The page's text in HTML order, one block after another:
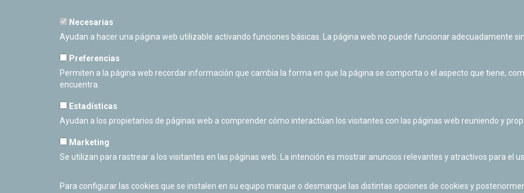
PLANETARIO DE PAMPLONA
Calle Sancho RamÃ­rez, s/n
Cerrado Temporalmente
Necesarias
Ayudan a hacer una página web utilizable activando funciones básicas. La página web no puede funcionar adecuadamente
Preferencias
Permiten a la página web recordar información que cambia la forma en que la página se comporta o el aspecto que tiene,
encuentra.
Estadísticas
Ayudan a los propietarios de páginas web a comprender cómo interactúan los visitantes con las páginas web reuniendo y
Marketing
Se utilizan para rastrear a los visitantes en las páginas web. La intención es mostrar anuncios relevantes y atractivos para el
Para configurar las cookies que se instalen en su equipo marque o desmarque las distintas opciones de cookies y